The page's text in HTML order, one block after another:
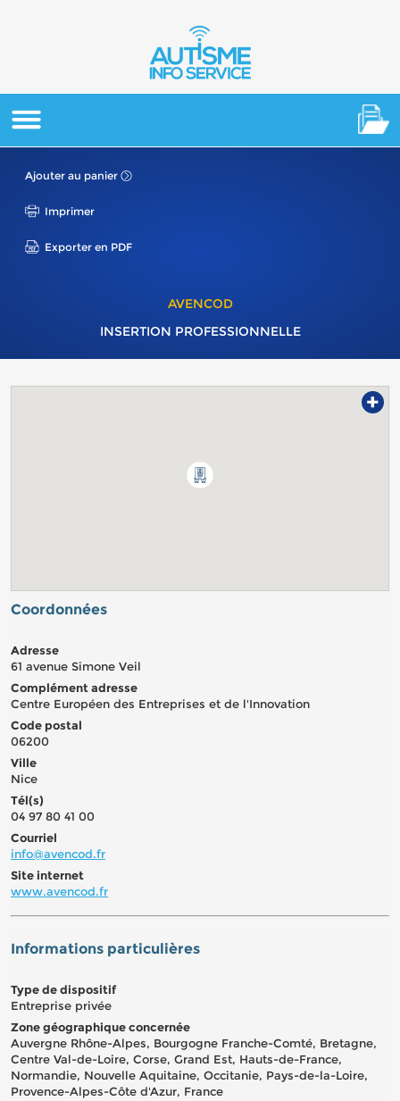
Ajouter au panier
Imprimer
Exporter en PDF
AVENCOD
INSERTION PROFESSIONNELLE
+
Coordonnées
Adresse
61 avenue Simone Veil
Complément adresse
Centre Européen des Entreprises et de l'Innovation
Code postal
06200
Ville
Nice
Tél(s)
04 97 80 41 00
Courriel
info@avencod.fr
Site internet
www.avencod.fr
Informations particulières
Type de dispositif
Entreprise privée
Zone géographique concernée
Auvergne Rhône-Alpes, Bourgogne Franche-Comté, Bretagne,
Centre Val-de-Loire, Corse, Grand Est, Hauts-de-France,
Normandie, Nouvelle Aquitaine, Occitanie, Pays-de-la-Loire,
Provence-Alpes-Côte d'Azur, France